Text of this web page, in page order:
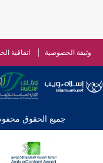
وثيقة الخصوصية اتفاقية
جميع الحقوق محفوظة © 2026 - 1998